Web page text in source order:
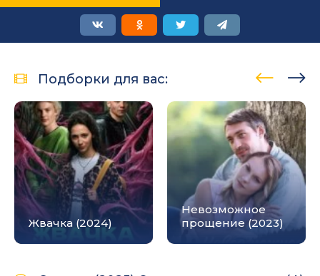
Подборки для вас:
Жвачка (2024)
Невозможное
прощение (2023)